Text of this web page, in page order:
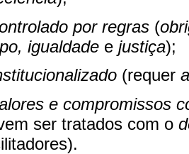
por regras (
igualdade e justiça);
(requer
e compromissos
ser tratados com o